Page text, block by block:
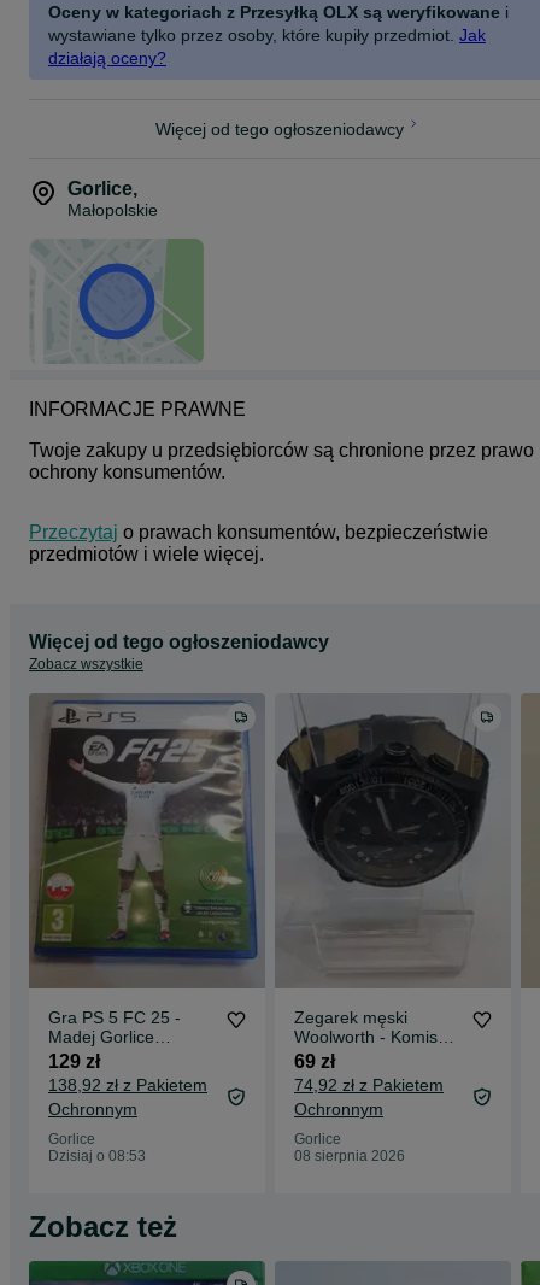
Godziny otwarcia:
PON-PT 8:30-16:30
SOBOTA 9-13
NIEDZIELA: NIECZYNNE
Oceny w kategoriach z Przesyłką OLX są weryfikowane i
wystawiane tylko przez osoby, które kupiły przedmiot. Jak
działają oceny?
Więcej od tego ogłoszeniodawcy
Gorlice,
Małopolskie
INFORMACJE PRAWNE
Twoje zakupy u przedsiębiorców są chronione przez prawo
ochrony konsumentów.
Przeczytaj o prawach konsumentów, bezpieczeństwie
przedmiotów i wiele więcej.
Więcej od tego ogłoszeniodawcy
Zobacz wszystkie
Gra PS 5 FC 25 -
Madej Gorlice
Mickiewicza -
129 zł
138,92 zł z Pakietem
Ochronnym
Gorlice
Dzisiaj o 08:53
Zegarek męski
Woolworth - Komis
Madej Gorlice -
69 zł
74,92 zł z Pakietem
Ochronnym
Gorlice
08 sierpnia 2026
Zobacz też